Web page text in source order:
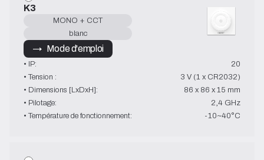
K3
MONO + CCT
blanc
→   Mode d'emploi
• IP:
20
• Tension :
3 V (1 x CR2032)
• Dimensions [LxDxH]:
86 x 86 x 15 mm
• Pilotage:
2,4 GHz
• Température de fonctionnement:
-10~40°C